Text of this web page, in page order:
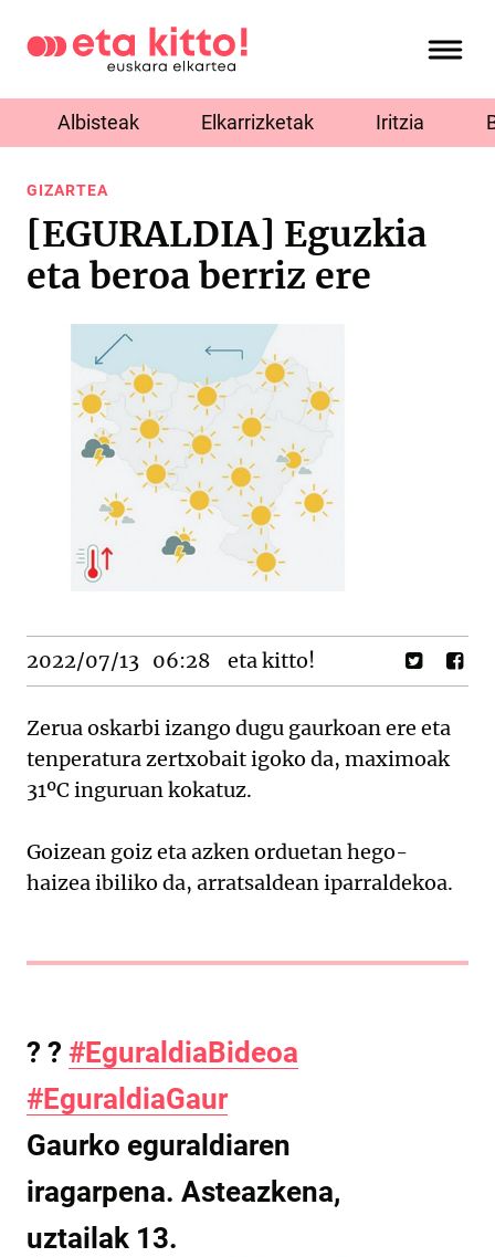
Albisteak Elkarrizketak Iritzia
GIZARTEA
[EGURALDIA] Eguzkia
eta beroa berriz ere
2022/07/13 06:28 eta kitto!
Zerua oskarbi izango dugu gaurkoan ere eta
tenperatura zertxobait igoko da, maximoak
31ºC inguruan kokatuz.
Goizean goiz eta azken orduetan hego-
haizea ibiliko da, arratsaldean iparraldekoa.
? ? #EguraldiaBideoa
#EguraldiaGaur
Gaurko eguraldiaren
iragarpena. Asteazkena,
uztailak 13.